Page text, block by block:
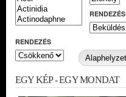
RENDEZÉS
RENDEZÉS
EGY KÉP - EGY MONDAT